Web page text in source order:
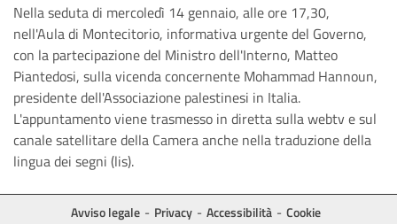
Nella seduta di mercoledì 14 gennaio, alle ore 17,30,
nell'Aula di Montecitorio, informativa urgente del Governo,
con la partecipazione del Ministro dell'Interno, Matteo
Piantedosi, sulla vicenda concernente Mohammad Hannoun,
presidente dell'Associazione palestinesi in Italia.
L'appuntamento viene trasmesso in diretta sulla webtv e sul
canale satellitare della Camera anche nella traduzione della
lingua dei segni (lis).
Avviso legale Privacy Accessibilità Cookie